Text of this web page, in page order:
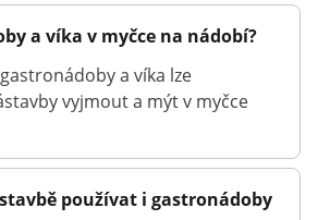
a víka v myčce na nádobí?
a víka lze
vyjmout a mýt v myčce
používat i gastronádoby